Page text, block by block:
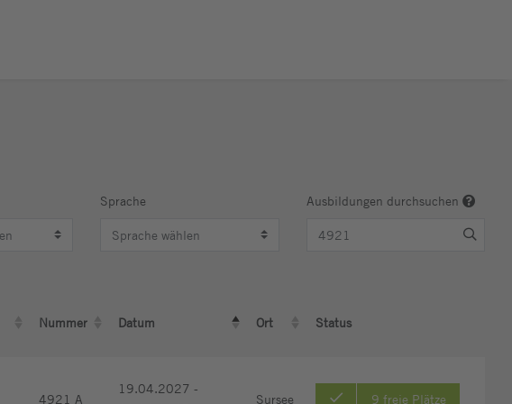
Sprache Ausbildungen durchsuchen
Nummer
Datum
Ort
Status
4921 A
19.04.2027 -
Sursee 9 freie Plätze